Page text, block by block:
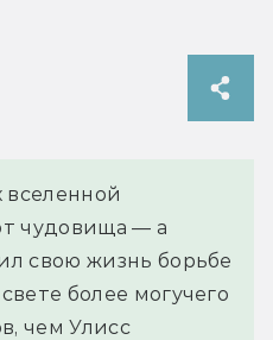
вселенной
чудовища — а
свою жизнь борьбе
более могучего
чем Улисс